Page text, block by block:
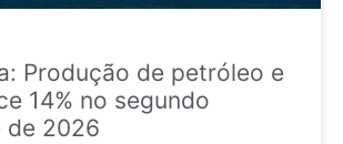
Produção de petróleo e
14% no segundo
de 2026